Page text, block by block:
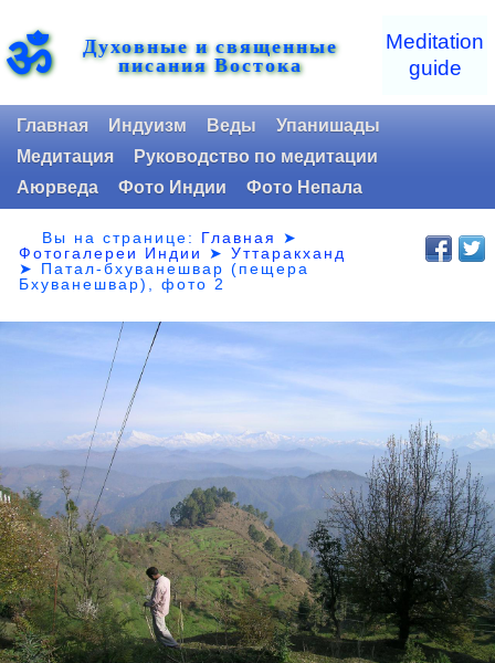
ॐ Духовные и священные
писания Востока
Meditation
guide
Главная Индуизм Веды
Упанишады
Медитация
Руководство по медитации
Аюрведа
Фото Индии Фото Непала
Вы на странице: Главная
➤
Фотогалереи Индии
➤Уттаракханд
➤ Патал-бхуванешвар (пещера
Бхуванешвар), фото 2